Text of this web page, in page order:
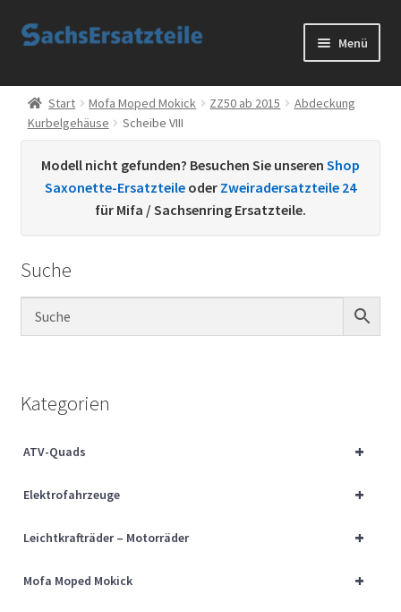
Zur
Zum
Menü
Start
AGB
Datenschutzerklärung
Kontakt
Sachs Ersatzteile
Über uns
Start Mofa Moped Mokick ZZ50 ab 2015
Abdeckung
Kurbelgehäuse
Scheibe VIII
Modell nicht gefunden? Besuchen Sie unseren Shop
Saxonette-Ersatzteile oder Zweiradersatzteile 24
für Mifa / Sachsenring Ersatzteile.
Suche
Kategorien
+
ATV-Quads
+
Elektrofahrzeuge
+
Leichtkrafträder – Motorräder
+
Mofa Moped Mokick